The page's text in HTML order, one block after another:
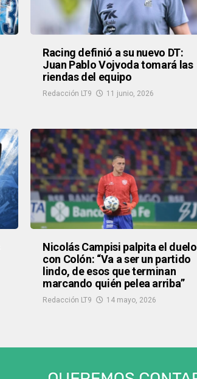
Racing definió a su nuevo DT:
Juan Pablo Vojvoda tomará las
riendas del equipo
Redacción LT9 11 junio, 2026
Nicolás Campisi palpita el duelo
con Colón: “Va a ser un partido
lindo, de esos que terminan
marcando quién pelea arriba”
Redacción LT9 14 mayo, 2026